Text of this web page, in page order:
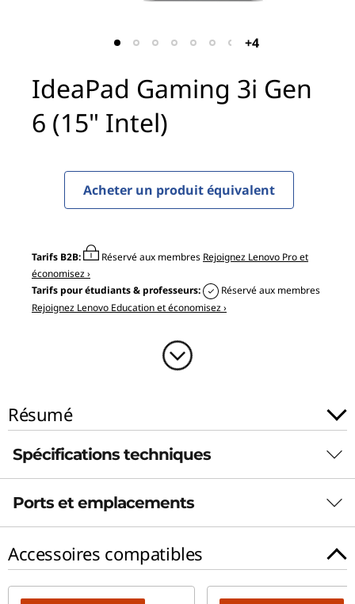
t
e
l
+4
IdeaPad Gaming 3i Gen
6 (15" Intel)
Acheter un produit équivalent
Tarifs B2B: Réservé aux membres Rejoignez Lenovo Pro et
économisez ›
Tarifs pour étudiants & professeurs:
Réservé aux membres
Rejoignez Lenovo Education et économisez ›
Résumé
Spécifications techniques
Compact 170 W
Compact 135 W
Batterie
Ports et emplacements
Accessoires compatibles